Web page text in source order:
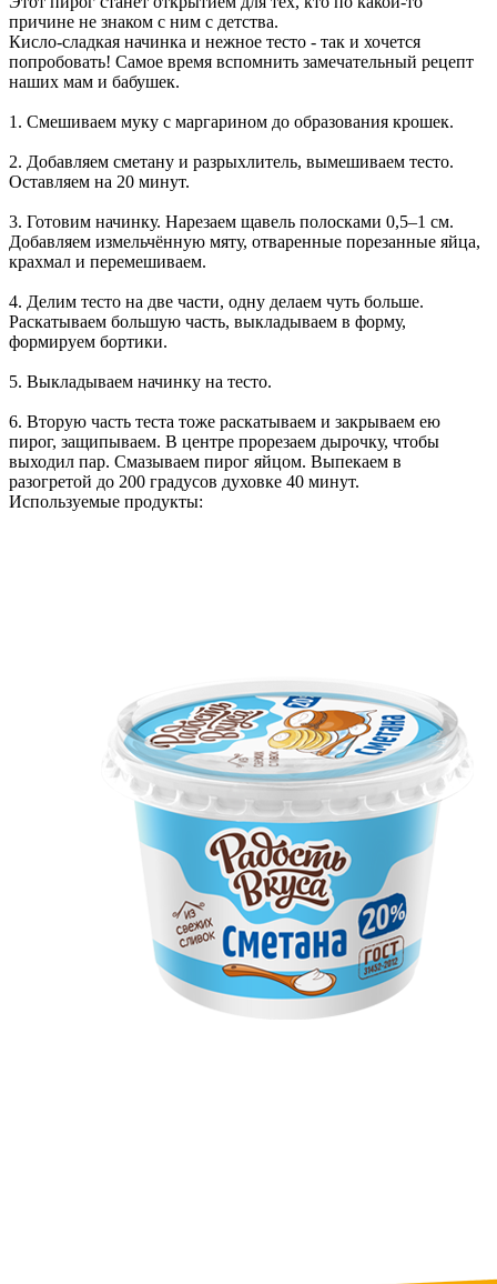
причине не знаком с ним с детства.
Кисло-сладкая начинка и нежное тесто - так и хочется
попробовать! Самое время вспомнить замечательный рецепт
наших мам и бабушек.
1. Смешиваем муку с маргарином до образования крошек.
2. Добавляем сметану и разрыхлитель, вымешиваем тесто.
Оставляем на 20 минут.
3. Готовим начинку. Нарезаем щавель полосками 0,5–1 см.
Добавляем измельчённую мяту, отваренные порезанные яйца,
крахмал и перемешиваем.
4. Делим тесто на две части, одну делаем чуть больше.
Раскатываем большую часть, выкладываем в форму,
формируем бортики.
5. Выкладываем начинку на тесто.
6. Вторую часть теста тоже раскатываем и закрываем ею
пирог, защипываем. В центре прорезаем дырочку, чтобы
выходил пар. Смазываем пирог яйцом. Выпекаем в
разогретой до 200 градусов духовке 40 минут.
Используемые продукты: